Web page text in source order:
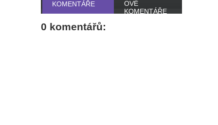
KOMENTÁŘE
OVÉ
KOMENTÁŘE
0 komentářů: